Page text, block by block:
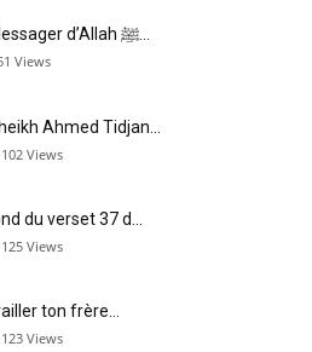
L’amour du Messager d’Allah ﷺ…
Views
Ahmed Tidjan…
Views
du verset 37 d…
Views
ton frère…
Views